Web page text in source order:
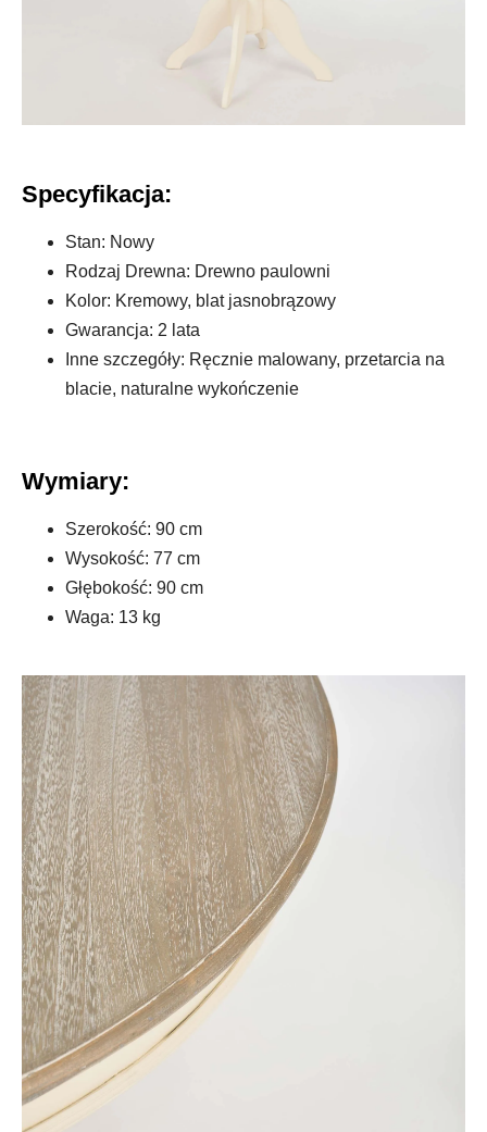
Specyfikacja:
Stan: Nowy
Rodzaj Drewna: Drewno paulowni
Kolor: Kremowy, blat jasnobrązowy
Gwarancja: 2 lata
Inne szczegóły: Ręcznie malowany, przetarcia na
blacie, naturalne wykończenie
Wymiary:
Szerokość: 90 cm
Wysokość: 77 cm
Głębokość: 90 cm
Waga: 13 kg